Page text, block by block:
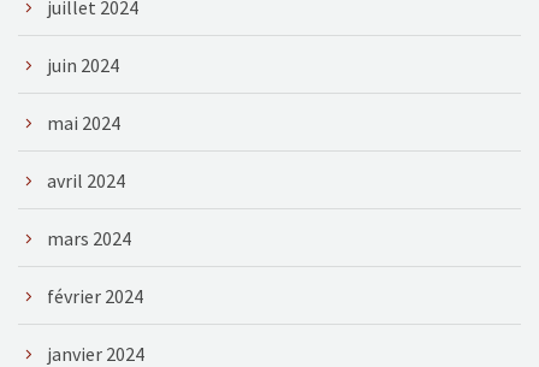
juillet 2024
juin 2024
mai 2024
avril 2024
mars 2024
février 2024
janvier 2024